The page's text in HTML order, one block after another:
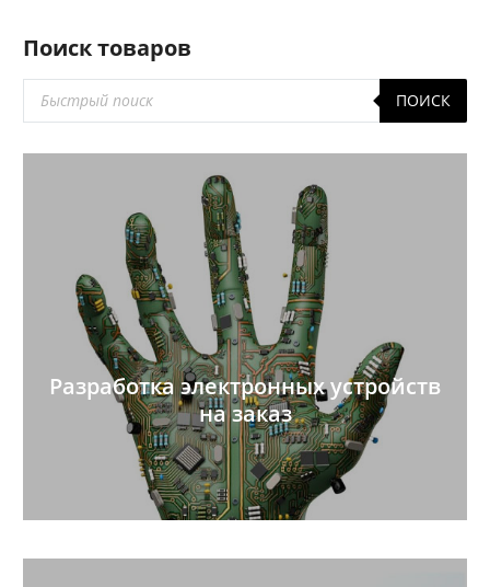
Поиск товаров
товаров
ПОИСК
Разработка электронных устройств
на заказ